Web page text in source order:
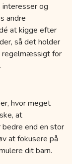
og
andre
at kigge efter
så det holder
regelmæssigt for
hvor meget
at
end en stor
at fokusere på
dit barn.